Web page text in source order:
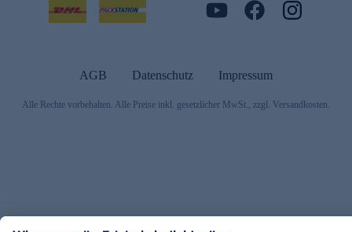
AGB Datenschutz Impressum
Alle Rechte vorbehalten. Alle Preise inkl. gesetzlicher MwSt., zzgl. Versandkosten.